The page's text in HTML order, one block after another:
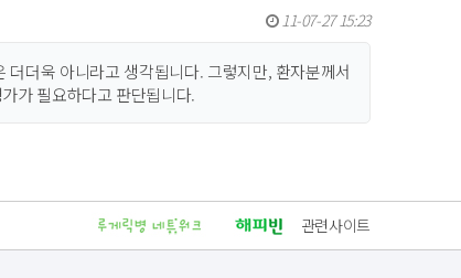
11-07-27 15:23
더욱 아니라고 생각됩니다. 그렇지만, 환자분께서
가 필요하다고 판단됩니다.
관련사이트